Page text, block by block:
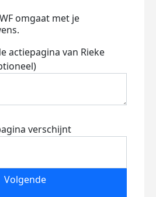
omgaat met je
actiepagina van Rieke
verschijnt
Volgende